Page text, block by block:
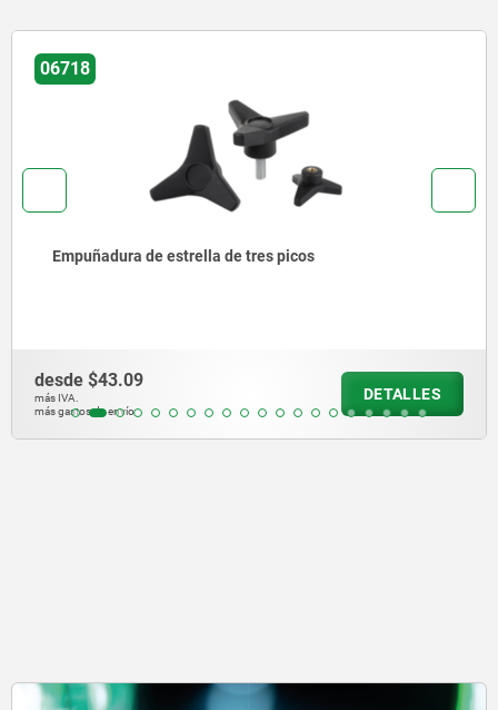
06855
Empuñaduras de estrella de cuatro picos planas
desde$51.60
más IVA.
más gastos de envío
DETALLES